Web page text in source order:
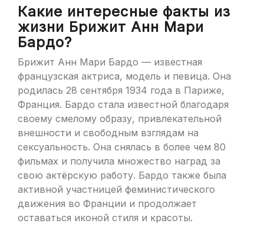
Какие интересные факты из
жизни Брижит Анн Мари
Бардо?
Брижит Анн Мари Бардо — известная
французская актриса, модель и певица. Она
родилась 28 сентября 1934 года в Париже,
Франция. Бардо стала известной благодаря
своему смелому образу, привлекательной
внешности и свободным взглядам на
сексуальность. Она снялась в более чем 80
фильмах и получила множество наград за
свою актёрскую работу. Бардо также была
активной участницей феминистического
движения во Франции и продолжает
оставаться иконой стиля и красоты.